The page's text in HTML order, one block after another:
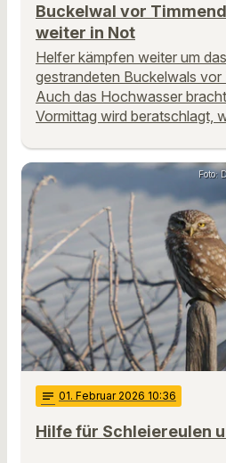
Buckelwal vor
weiter in Not
Helfer kämpfen weiter um
gestrandeten Buckelwals
Auch das Hochwasser
Vormittag wird beratschlagt,
Foto:
notes 01. Februar 2026 10:36
Hilfe für Schleiereulen